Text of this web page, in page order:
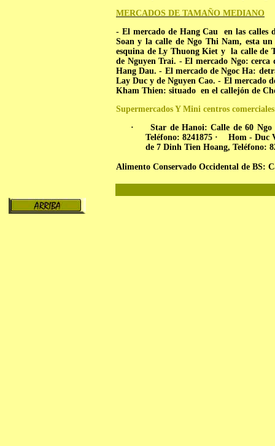
MERCADOS DE TAMAÑO MEDIANO
- El mercado de Hang Cau
en las calles
Soan y la calle de Ngo Thi Nam, esta un
esquina de Ly Thuong Kiet y
la calle de
de Nguyen Trai. - El mercado Ngo:
Hang Dau.- El mercado de Ngoc Ha:
Lay Duc y de Nguyen Cao.- El mercado
Kham Thien: situado en el callejón de
Supermercados Y Mini centros comerciales
·
Star de Hanoi: Calle de 60
Teléfono: 8241875 ·
Hom - Duc
de 7 Dinh Tien Hoang, Teléfono:
Alimento Conservado Occidental de BS: